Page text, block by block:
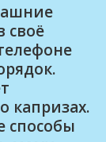
своё
капризах.
способы